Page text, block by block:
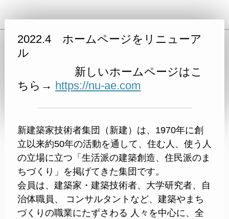
2022.4 ホームページをリニューア
ル
新しいホームページはこ
ちら→ https://nu-ae.com
新建築家技術者集団（新建）は、1970年に創
立以来約50年の活動を通して、住む人、使う人
の立場に立つ 「生活派の建築創造、住民派のま
ちづくり」を掲げてきた集団です。
会員は、建築家・建築技術者、大学研究者、自
治体職員、 コンサルタントなど、 建築やまち
づくりの職業にたずさわる 人々を中心に、全